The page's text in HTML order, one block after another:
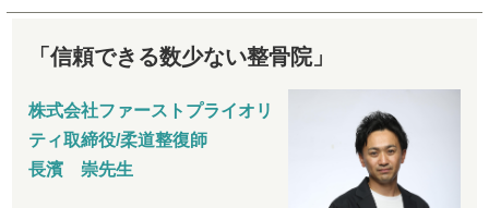
「信頼できる数少ない整骨院」
株式会社ファーストプライオリ
ティ取締役/柔道整復師
長濱 崇先生